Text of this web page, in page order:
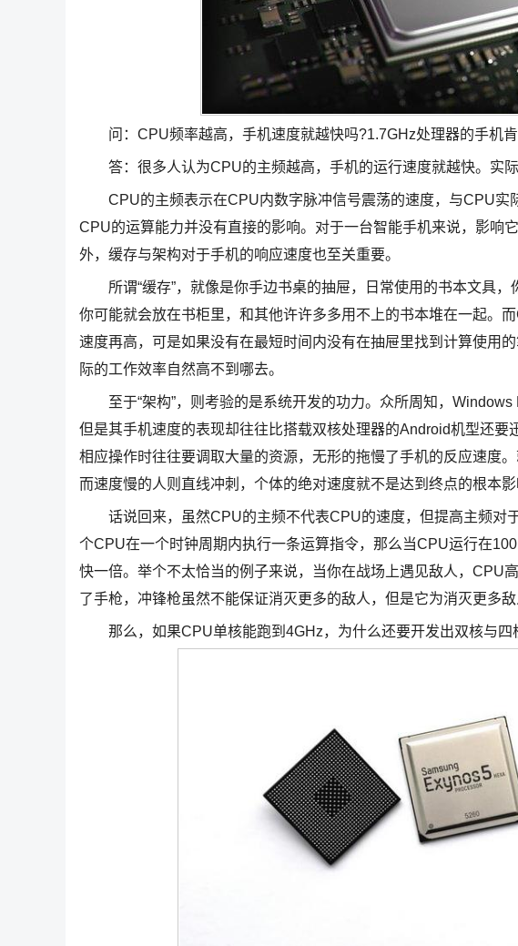
问：CPU频率越高，手机速度就越快吗?1.7GHz处理器的手机
答：很多人认为CPU的主频越高，手机的运行速度就越快。实际
CPU的主频表示在CPU内数字脉冲信号震荡的速度，与CPU实
CPU的运算能力并没有直接的影响。对于一台智能手机来说，影响
外，缓存与架构对于手机的响应速度也至关重要。
所谓“缓存”，就像是你手边书桌的抽屉，日常使用的书本文具，
你可能就会放在书柜里，和其他许许多多用不上的书本堆在一起。
速度再高，可是如果没有在最短时间内没有在抽屉里找到计算使用
际的工作效率自然高不到哪去。
至于“架构”，则考验的是系统开发的功力。众所周知，Windows
但是其手机速度的表现却往往比搭载双核处理器的Android机型还
相应操作时往往要调取大量的资源，无形的拖慢了手机的反应速度
而速度慢的人则直线冲刺，个体的绝对速度就不是达到终点的根本影
话说回来，虽然CPU的主频不代表CPU的速度，但提高主频对
个CPU在一个时钟周期内执行一条运算指令，那么当CPU运行在
快一倍。举个不太恰当的例子来说，当你在战场上遇见敌人，CPU
了手枪，冲锋枪虽然不能保证消灭更多的敌人，但是它为消灭更多敌
那么，如果CPU单核能跑到4GHz，为什么还要开发出双核与四